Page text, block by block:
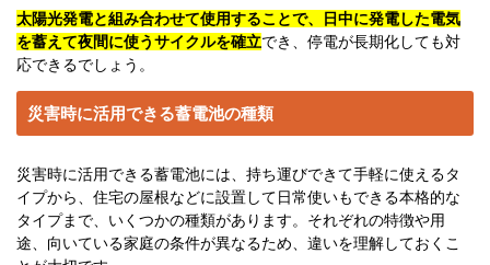
太陽光発電と組み合わせて使用することで、日中に発電した電気
を蓄えて夜間に使うサイクルを確立でき、停電が長期化しても対
応できるでしょう。
災害時に活用できる蓄電池の種類
災害時に活用できる蓄電池には、持ち運びできて手軽に使えるタ
イプから、住宅の屋根などに設置して日常使いもできる本格的な
タイプまで、いくつかの種類があります。それぞれの特徴や用
途、向いている家庭の条件が異なるため、違いを理解しておくこ